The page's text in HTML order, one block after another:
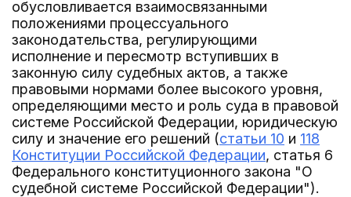
обусловливается взаимосвязанными
положениями процессуального
законодательства, регулирующими
исполнение и пересмотр вступивших в
законную силу судебных актов, а также
правовыми нормами более высокого уровня,
определяющими место и роль суда в правовой
системе Российской Федерации, юридическую
силу и значение его решений (статьи 10 и 118
Конституции Российской Федерации, статья 6
Федерального конституционного закона "О
судебной системе Российской Федерации").